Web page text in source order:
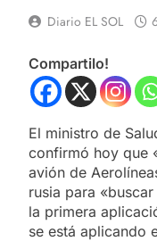
Diario EL SOL
Compartilo!
El ministro de
confirmó hoy que
avión de
rusia para
la primera
se está aplicando